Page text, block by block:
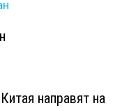
направят на